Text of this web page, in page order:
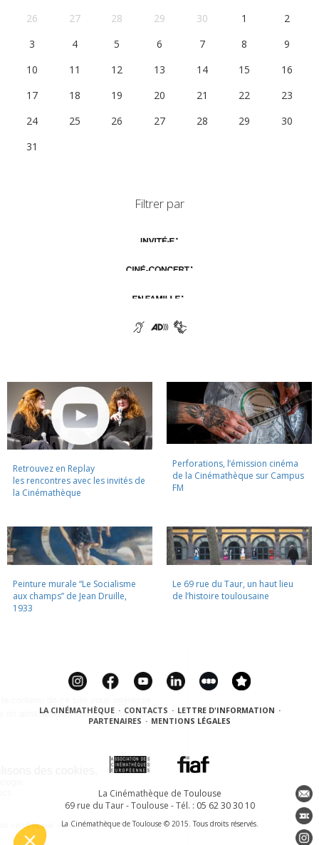
26
27 28 29 30 1
2
3
4 5 6 7 8
9
10
11 12 13 14 15
16
17
18 19 20 21 22
23
24
25 26 27 28 29
30
31
Filtrer par
Retrouvez en Replay
les rencontres avec les invités de
la Cinémathèque
Perforations, l’émission cinéma
de la Cinémathèque sur Campus
FM
Peinture murale “Le Socialisme
aux champs” de Jean Druille,
1933
Le 69 rue du Taur, un haut lieu
de l’histoire toulousaine
LA CINÉMATHÈQUE · CONTACTS · LETTRE D'INFORMATION ·
PARTENAIRES · MENTIONS LÉGALES
La Cinémathèque de Toulouse
69 rue du Taur - Toulouse - Tél. : 05 62 30 30 10
La Cinémathèque de Toulouse © 2015. Tous droits réservés.